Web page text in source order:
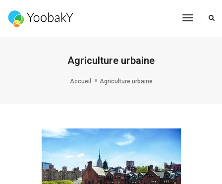
Toggle
Agriculture urbaine
Accueil Agriculture urbaine